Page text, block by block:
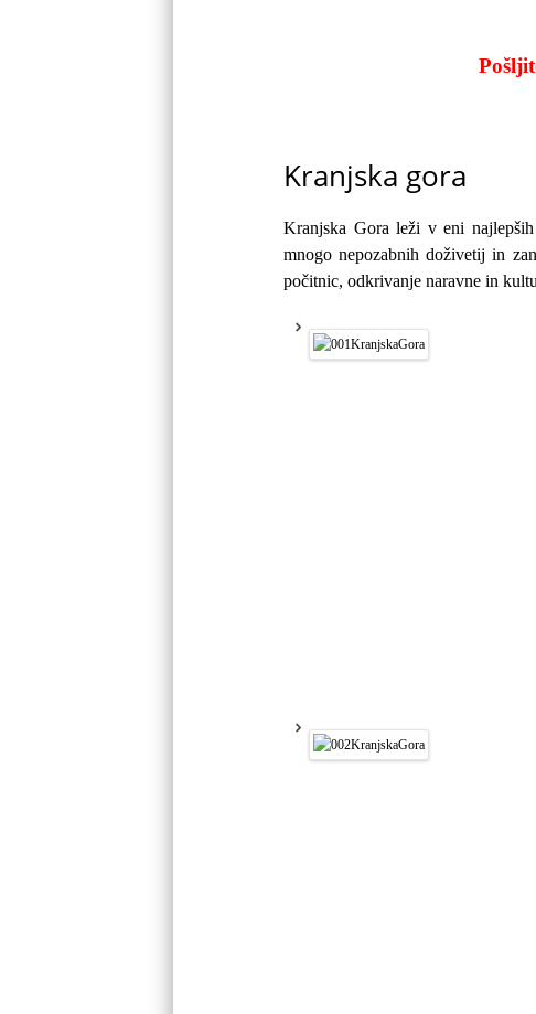
Kranjska gora
Kranjska Gora leži v eni
mnogo nepozabnih doživetij in
počitnic, odkrivanje naravne in